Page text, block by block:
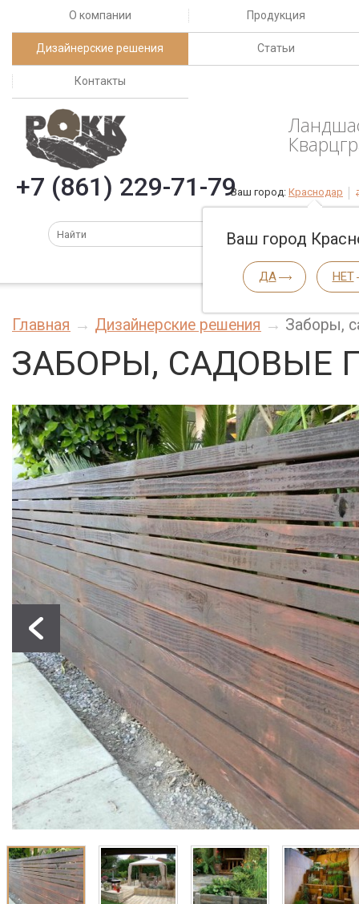
О компании Продукция
Дизайнерские решения Статьи
Контакты
+7 (861) 229-71-79Ваш город: Краснодар
Ваш город
ДА НЕТ
Главная Дизайнерские решения Заборы,
ЗАБОРЫ, САДОВЫЕ